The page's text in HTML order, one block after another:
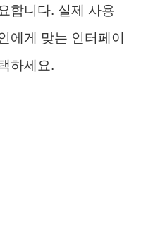
합니다. 실제 사용
에게 맞는 인터페이
하세요.